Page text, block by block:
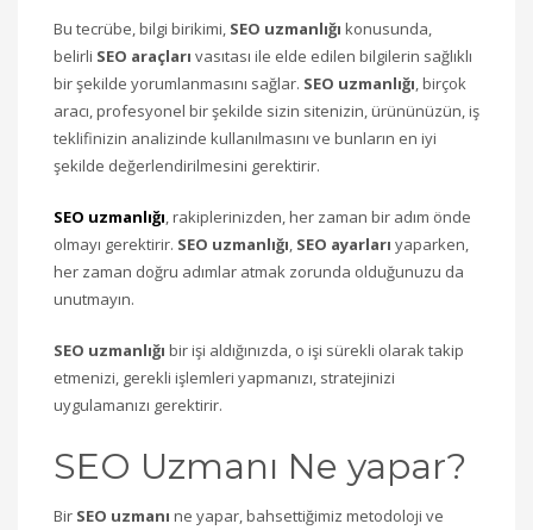
Bu tecrübe, bilgi birikimi, SEO uzmanlığı konusunda,
belirli SEO araçları vasıtası ile elde edilen bilgilerin sağlıklı
bir şekilde yorumlanmasını sağlar. SEO uzmanlığı, birçok
aracı, profesyonel bir şekilde sizin sitenizin, ürününüzün, iş
teklifinizin analizinde kullanılmasını ve bunların en iyi
şekilde değerlendirilmesini gerektirir.
SEO uzmanlığı, rakiplerinizden, her zaman bir adım önde
olmayı gerektirir. SEO uzmanlığı, SEO ayarları yaparken,
her zaman doğru adımlar atmak zorunda olduğunuzu da
unutmayın.
SEO uzmanlığı bir işi aldığınızda, o işi sürekli olarak takip
etmenizi, gerekli işlemleri yapmanızı, stratejinizi
uygulamanızı gerektirir.
SEO Uzmanı Ne yapar?
Bir SEO uzmanı ne yapar, bahsettiğimiz metodoloji ve